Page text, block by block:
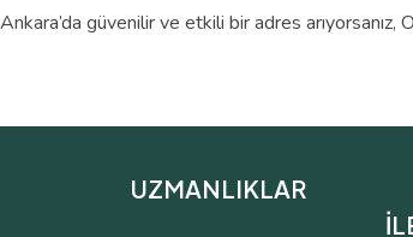
güvenilir ve etkili bir adres
UZMANLIKLAR